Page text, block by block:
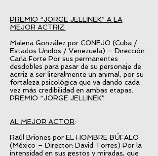
PREMIO “JORGE JELLINEK” A LA
MEJOR ACTRIZ:
Malena González por CONEJO (Cuba /
Estados Unidos / Venezuela) – Dirección:
Carla Forte Por sus permanentes
desdobles para pasar de su personaje de
actriz a ser literalmente un animal, por su
fortaleza psicológica que va dando cada
vez más credibilidad en ambas etapas.
PREMIO “JORGE JELLINEK”
AL MEJOR ACTOR:
Raúl Briones por EL HOMBRE BÚFALO
(México – Director: David Torres) Por la
intensidad en sus gestos y miradas, que